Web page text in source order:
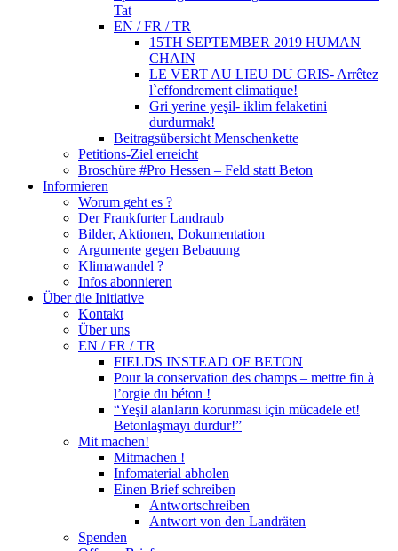
Tat
EN / FR / TR
15TH SEPTEMBER 2019 HUMAN
CHAIN
LE VERT AU LIEU DU GRIS- Arrêtez
l`effondrement climatique!
Gri yerine yeşil- iklim felaketini
durdurmak!
Beitragsübersicht Menschenkette
Petitions-Ziel erreicht
Broschüre #Pro Hessen – Feld statt Beton
Informieren
Worum geht es ?
Der Frankfurter Landraub
Bilder, Aktionen, Dokumentation
Argumente gegen Bebauung
Klimawandel ?
Infos abonnieren
Über die Initiative
Kontakt
Über uns
EN / FR / TR
FIELDS INSTEAD OF BETON
Pour la conservation des champs – mettre fin à
l’orgie du béton !
“Yeşil alanların korunması için mücadele et!
Betonlaşmayı durdur!”
Mit machen!
Mitmachen !
Infomaterial abholen
Einen Brief schreiben
Antwortschreiben
Antwort von den Landräten
Spenden